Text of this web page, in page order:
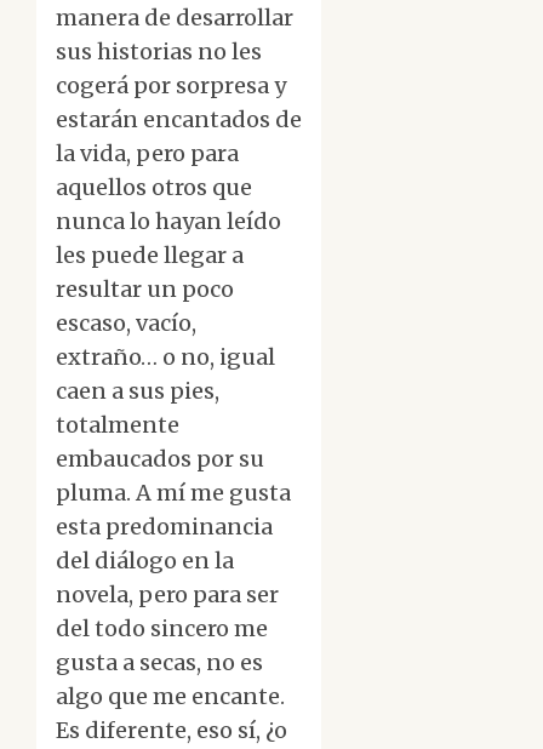
manera de desarrollar
sus historias no les
cogerá por sorpresa y
estarán encantados de
la vida, pero para
aquellos otros que
nunca lo hayan leído
les puede llegar a
resultar un poco
escaso, vacío,
extraño… o no, igual
caen a sus pies,
totalmente
embaucados por su
pluma. A mí me gusta
esta predominancia
del diálogo en la
novela, pero para ser
del todo sincero me
gusta a secas, no es
algo que me encante.
Es diferente, eso sí, ¿o